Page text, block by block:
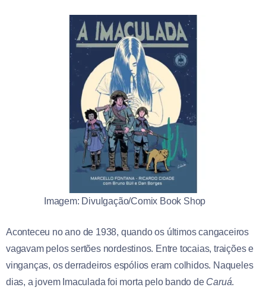
Imagem: Divulgação/Comix Book Shop
Aconteceu no ano de 1938, quando os últimos cangaceiros
vagavam pelos sertões nordestinos. Entre tocaias, traições e
vinganças, os derradeiros espólios eram colhidos. Naqueles
dias, a jovem Imaculada foi morta pelo bando de Caruá.